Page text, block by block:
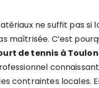
ne suffit pas si
maîtrisée. C’est
de tennis à Toulon
connaissant
contraintes locales.